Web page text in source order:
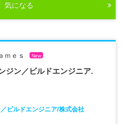
気になる
ｍｅｓ New
ジン／ビルドエンジニア.
ビルドエンジニア/株式会社